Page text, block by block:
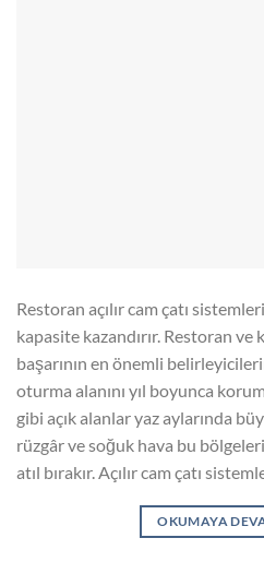
Restoran açılır cam çatı
kapasite kazandırır. Restoran
başarının en önemli
oturma alanını yıl boyunca
gibi açık alanlar yaz aylarında
rüzgâr ve soğuk hava bu bölgeleri
atıl bırakır. Açılır cam çatı
OKUMAYA